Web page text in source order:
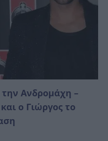
Ανδρομάχη –
ο Γιώργος το